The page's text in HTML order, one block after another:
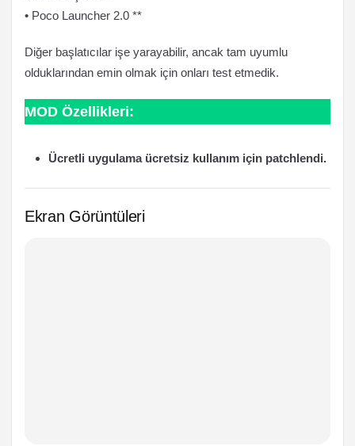
• Poco Launcher 2.0 **
Diğer başlatıcılar işe yarayabilir, ancak tam uyumlu
olduklarından emin olmak için onları test etmedik.
MOD Özellikleri:
Ücretli uygulama ücretsiz kullanım için patchlendi.
Ekran Görüntüleri